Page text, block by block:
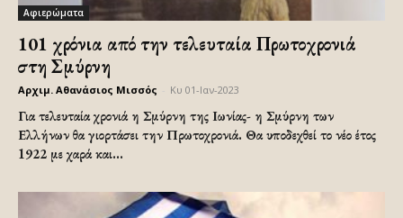
Αφιερώματα
101 χρόνια από την τελευταία Πρωτοχρονιά
στη Σμύρνη
Αρχιμ. Αθανάσιος Μισσός Κυ 01-Ιαν-2023
Για τελευταία χρονιά η Σμύρνη της Ιωνίας- η Σμύρνη των
Ελλήνων θα γιορτάσει την Πρωτοχρονιά. Θα υποδεχθεί το νέο έτος
1922 με χαρά και...